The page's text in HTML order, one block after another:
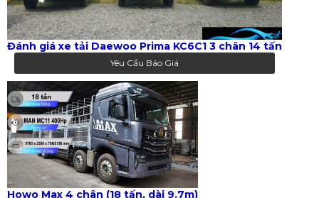
Đánh giá xe tải Daewoo Prima KC6C1 3 chân 14 tấn
Yêu Cầu Báo Giá
Howo Max 4 chân (18 tấn, dài 9.7m)